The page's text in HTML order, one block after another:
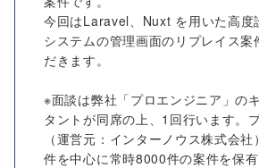
今回はLaravel、Nuxt を用いた高度
システムの管理画面のリプレイス案
だきます。
※面談は弊社「プロエンジニア」の
タントが同席の上、1回行います。
（運営元：インターノウス株式会
件を中心に常時8000件の案件を保